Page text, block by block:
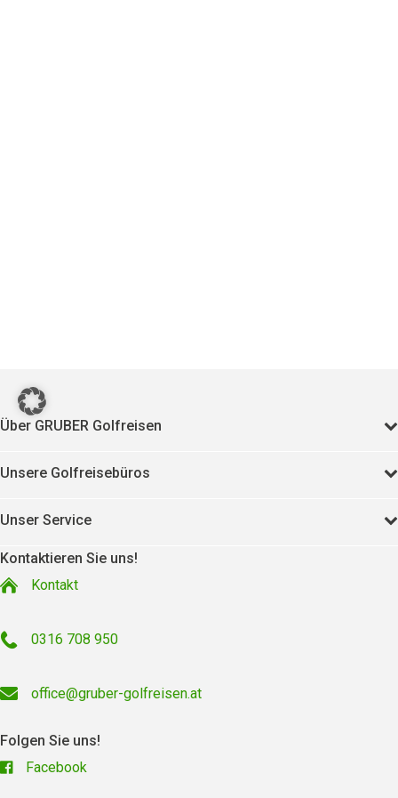
Über GRUBER Golfreisen
Unsere Golfreisebüros
Unser Service
Kontaktieren Sie uns!
Kontakt
0316 708 950
office@gruber-golfreisen.at
Folgen Sie uns!
Facebook